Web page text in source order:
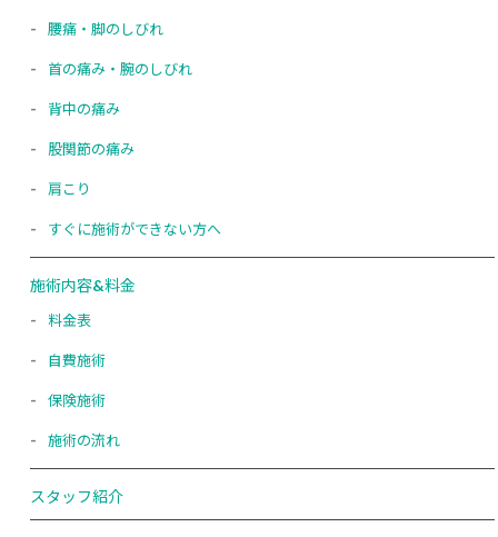
腰痛・脚のしびれ
首の痛み・腕のしびれ
背中の痛み
股関節の痛み
肩こり
すぐに施術ができない方へ
施術内容&料金
料金表
自費施術
保険施術
施術の流れ
スタッフ紹介